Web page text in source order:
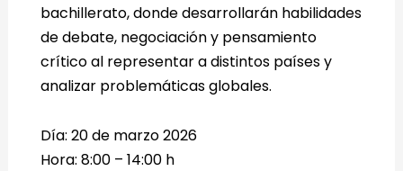
bachillerato, donde desarrollarán habilidades
de debate, negociación y pensamiento
crítico al representar a distintos países y
analizar problemáticas globales.
Día: 20 de marzo 2026
Hora: 8:00 – 14:00 h